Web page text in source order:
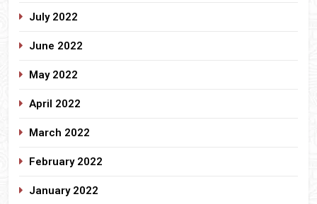
July 2022
June 2022
May 2022
April 2022
March 2022
February 2022
January 2022